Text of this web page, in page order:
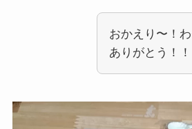
おかえり〜！わ
ありがとう！！